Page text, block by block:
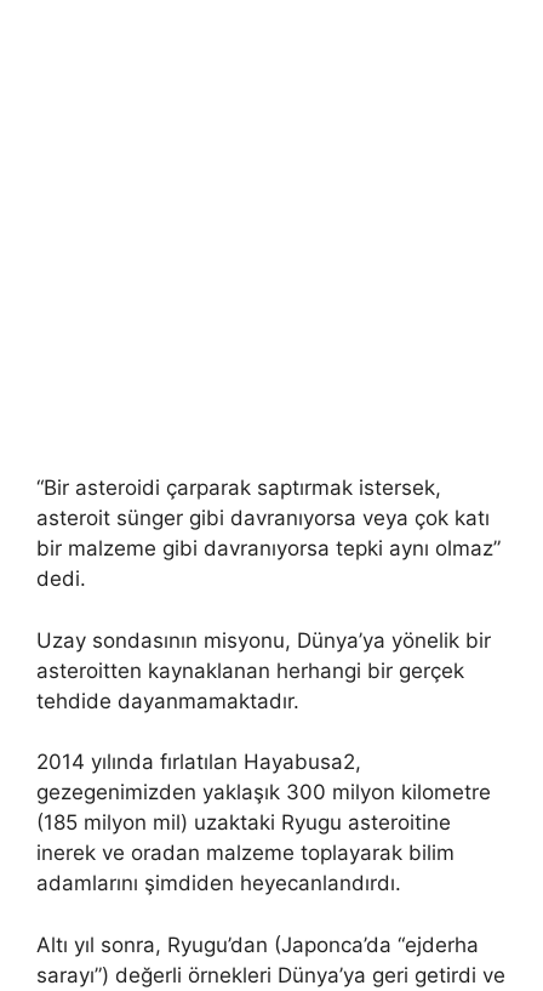
“Bir asteroidi çarparak saptırmak istersek,
asteroit sünger gibi davranıyorsa veya çok katı
bir malzeme gibi davranıyorsa tepki aynı olmaz”
dedi.
Uzay sondasının misyonu, Dünya’ya yönelik bir
asteroitten kaynaklanan herhangi bir gerçek
tehdide dayanmamaktadır.
2014 yılında fırlatılan Hayabusa2,
gezegenimizden yaklaşık 300 milyon kilometre
(185 milyon mil) uzaktaki Ryugu asteroitine
inerek ve oradan malzeme toplayarak bilim
adamlarını şimdiden heyecanlandırdı.
Altı yıl sonra, Ryugu’dan (Japonca’da “ejderha
sarayı”) değerli örnekleri Dünya’ya geri getirdi ve